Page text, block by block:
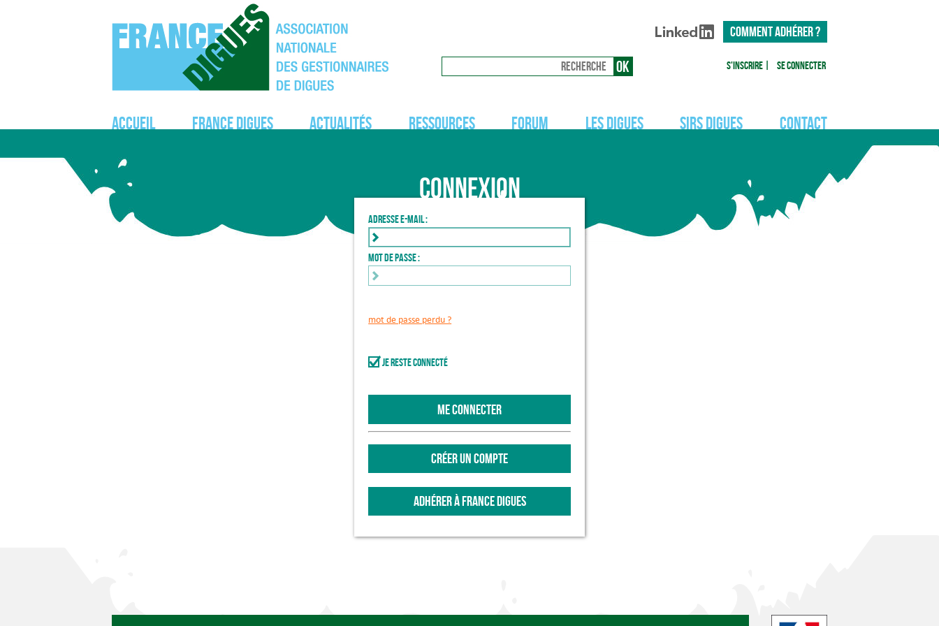
COMMENT ADHÉRER ?
S'inscrire Se connecter
Accueil France Digues Actualités Ressources Forum Les digues SIRS Digues Contact
Connexion
Adresse e-mail :
Mot de passe :
mot de passe perdu ?
Je reste connecté
ME CONNECTER
CRÉER UN COMPTE
ADHÉRER À FRANCE DIGUES